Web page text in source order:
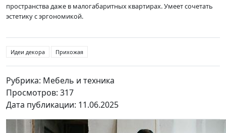
пространства даже в малогабаритных квартирах. Умеет сочетать
эстетику с эргономикой.
Идеи декора Прихожая
Рубрика: Мебель и техника
Просмотров: 317
Дата публикации: 11.06.2025